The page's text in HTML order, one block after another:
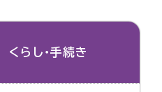
くらし・手続き